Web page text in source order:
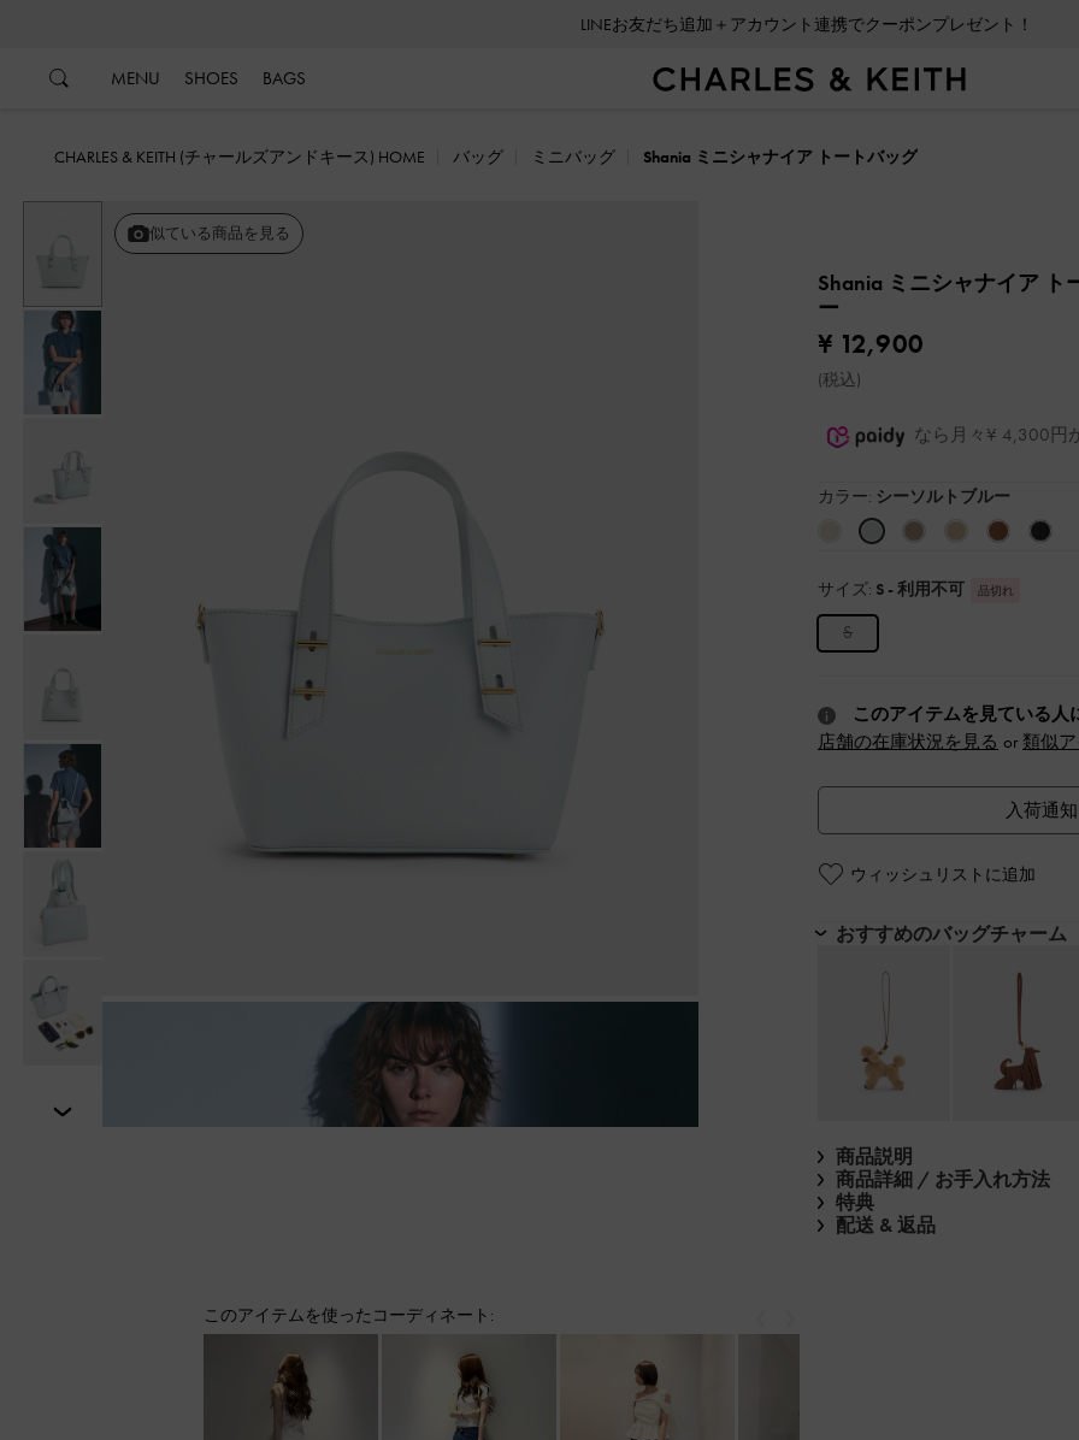
LINEお友だち追加＋アカウント連携でクーポンプレゼント！
MENU SHOES BAGS
CHARLES & KEITH (チャールズアンドキース) HOME バッグ ミニバッグ Shania ミニシャナイア トートバッグ
次
似ている商品を見る
Shania ミニシャナイア ト
ー
¥ 12,900
(税込)
なら月々¥ 4,300円
カラー: シーソルトブルー
サイズ: S - 利用不可 品切れ
S
このアイテムを見ている人
店舗の在庫状況を見る or 類似
入荷通
ウィッシュリストに追加
おすすめのバッグチャーム
商品説明
商品詳細 / お手入れ方法
特典
配送 & 返品
このアイテムを使ったコーディネート: